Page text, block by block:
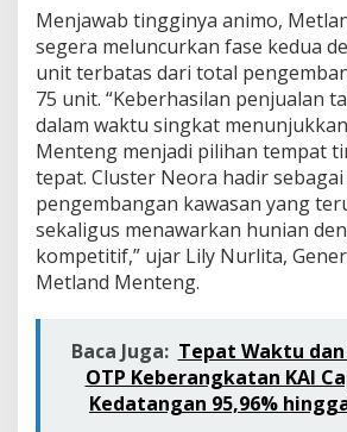
a
d
o
n
a
d
M
e
t
l
a
n
n
t
e
n
Menjawab tingginya animo,
segera meluncurkan fase kedua
unit terbatas dari total
75 unit. “Keberhasilan penjualan
dalam waktu singkat
Menteng menjadi pilihan tempat
tepat. Cluster Neora hadir
pengembangan kawasan yang
sekaligus menawarkan hunian
kompetitif,” ujar Lily Nurlita,
Metland Menteng.
Baca Juga: Tepat Waktu
OTP Keberangkatan KAI
Kedatangan 95,96%